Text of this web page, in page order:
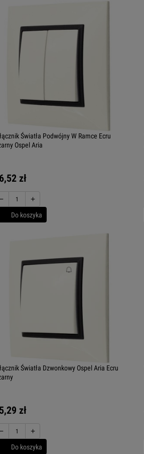
Światła Podwójny W Ramce Ecru
Ospel Aria
zł
+
Do koszyka
Światła Dzwonkowy Ospel Aria Ecru
zł
+
Do koszyka